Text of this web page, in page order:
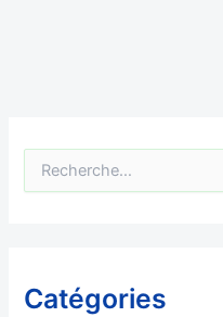
e
c
Catégories